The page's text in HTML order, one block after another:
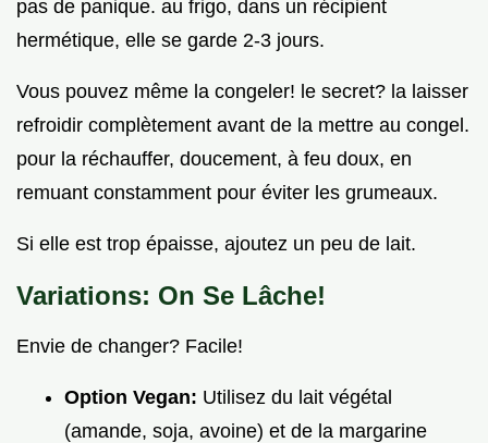
pas de panique. au frigo, dans un récipient
hermétique, elle se garde 2-3 jours.
Vous pouvez même la congeler! le secret? la laisser
refroidir complètement avant de la mettre au congel.
pour la réchauffer, doucement, à feu doux, en
remuant constamment pour éviter les grumeaux.
Si elle est trop épaisse, ajoutez un peu de lait.
Variations: On Se Lâche!
Envie de changer? Facile!
Option Vegan: Utilisez du lait végétal
(amande, soja, avoine) et de la margarine